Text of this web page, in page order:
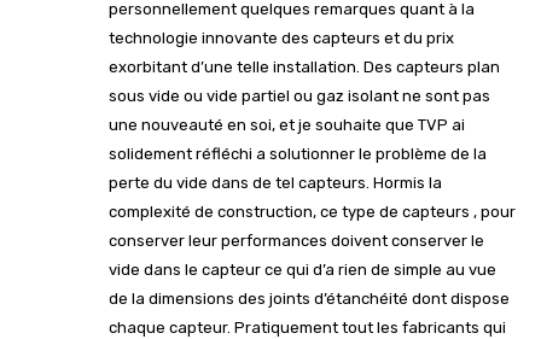
personnellement quelques remarques quant à la
technologie innovante des capteurs et du prix
exorbitant d’une telle installation. Des capteurs plan
sous vide ou vide partiel ou gaz isolant ne sont pas
une nouveauté en soi, et je souhaite que TVP ai
solidement réfléchi a solutionner le problème de la
perte du vide dans de tel capteurs. Hormis la
complexité de construction, ce type de capteurs , pour
conserver leur performances doivent conserver le
vide dans le capteur ce qui d’a rien de simple au vue
de la dimensions des joints d’étanchéité dont dispose
chaque capteur. Pratiquement tout les fabricants qui